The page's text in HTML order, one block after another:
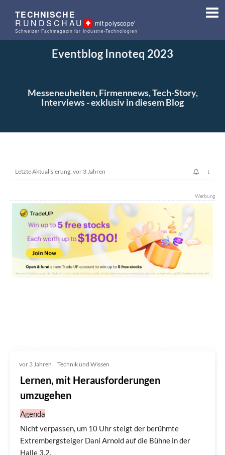
TECHNISCHE
RUNDSCHAU mit polyscope'
Schweizer Fachmagazin für Industrie-Technologien
Eventblog Innoteq 2023
Messeneuheiten, Firmennews, Tech-Story,
Interviews - exklusiv in diesem Blog
Letzte Aktualisierung: vor 3 Jahren ↓
Werbung
vor 3 Jahren Technik und Wissen
Lernen, mit Herausforderungen
umzugehen
Agenda
Nicht verpassen, um 10 Uhr steigt der berühmte
Extrembergsteiger Dani Arnold auf die Bühne in der
Halle 3.2.